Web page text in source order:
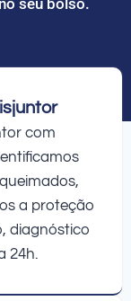
com
a proteção
diagnóstico
24h.